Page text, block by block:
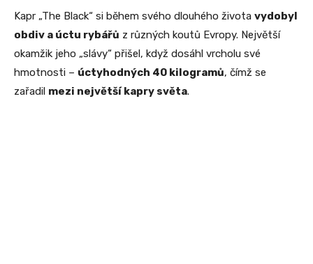
Kapr „The Black“ si během svého dlouhého života vydobyl
obdiv a úctu rybářů z různých koutů Evropy. Největší
okamžik jeho „slávy“ přišel, když dosáhl vrcholu své
hmotnosti – úctyhodných 40 kilogramů, čímž se
zařadil mezi největší kapry světa.